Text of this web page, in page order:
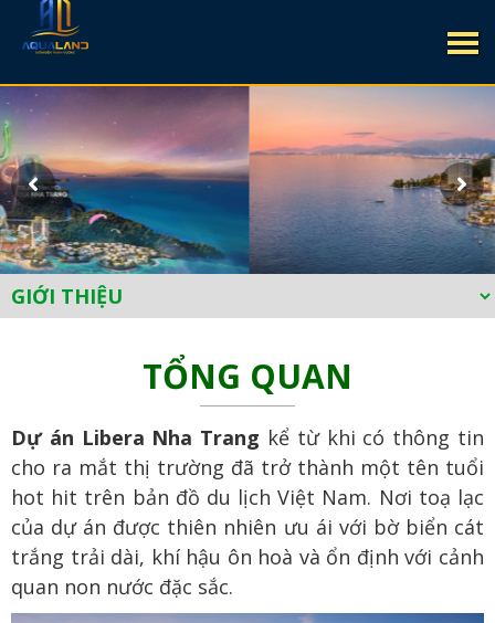
TỔNG QUAN
Dự án Libera Nha Trang kể từ khi có thông tin
cho ra mắt thị trường đã trở thành một tên tuổi
hot hit trên bản đồ du lịch Việt Nam. Nơi toạ lạc
của dự án được thiên nhiên ưu ái với bờ biển cát
trắng trải dài, khí hậu ôn hoà và ổn định với cảnh
quan non nước đặc sắc.